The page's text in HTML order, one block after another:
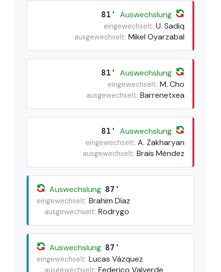
81' Auswechslung
eingewechselt: U. Sadiq
ausgewechselt: Mikel Oyarzabal
81' Auswechslung
eingewechselt: M. Cho
ausgewechselt: Barrenetxea
81' Auswechslung
eingewechselt: A. Zakharyan
ausgewechselt: Brais Méndez
Auswechslung 87'
eingewechselt: Brahim Díaz
ausgewechselt: Rodrygo
Auswechslung 87'
eingewechselt: Lucas Vázquez
ausgewechselt: Federico Valverde